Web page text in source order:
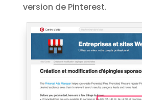
version de Pinterest.